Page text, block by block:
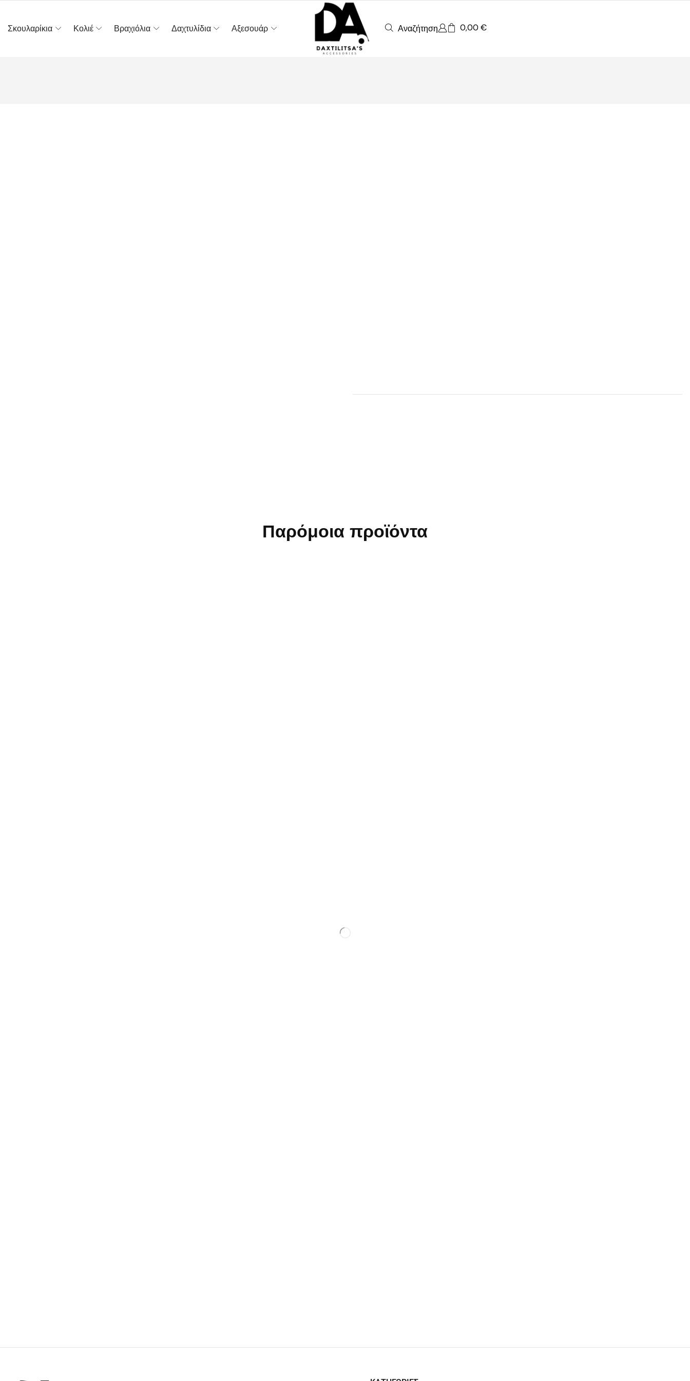
Σκουλαρίκια Κολιέ Βραχιόλια Δαχτυλίδια Αξεσουάρ Αναζήτηση 0,00€
Παρόμοια προϊόντα